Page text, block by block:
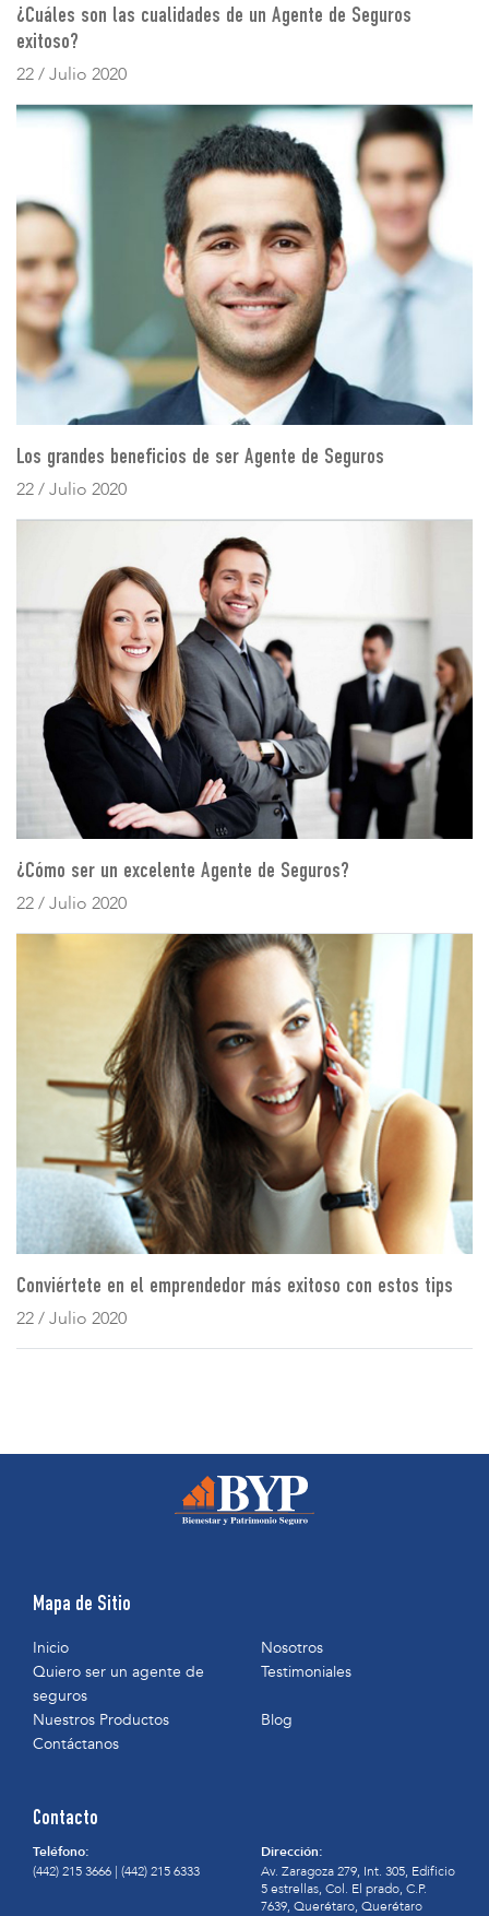
¿Cuáles son las cualidades de un Agente de Seguros
exitoso?
22 / Julio 2020
Los grandes beneficios de ser Agente de Seguros
22 / Julio 2020
¿Cómo ser un excelente Agente de Seguros?
22 / Julio 2020
Conviértete en el emprendedor más exitoso con estos tips
22 / Julio 2020
Mapa de Sitio
Inicio
Nosotros
Quiero ser un agente de
seguros
Testimoniales
Nuestros Productos
Blog
Contáctanos
Contacto
Teléfono:
(442) 215 3666 | (442) 215 6333
Dirección:
Av. Zaragoza 279, Int. 305, Edificio
5 estrellas, Col. El prado, C.P.
7639, Querétaro, Querétaro